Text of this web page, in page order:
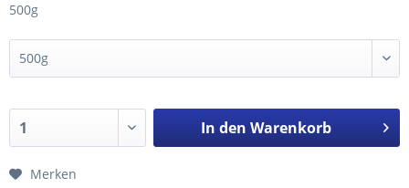
500g
In den Warenkorb
Merken